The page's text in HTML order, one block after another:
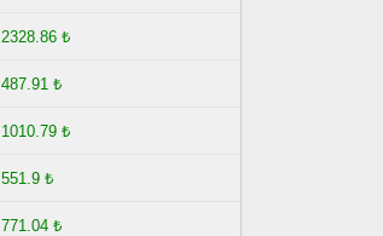
2328.86 ₺
487.91 ₺
1010.79 ₺
551.9 ₺
771.04 ₺